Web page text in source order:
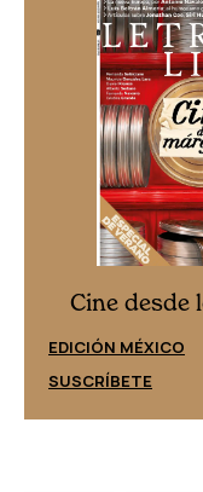
Cine desde
EDICIÓN MÉXICO
SUSCRÍBETE